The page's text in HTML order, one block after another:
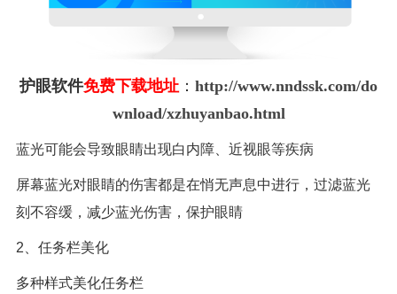
护眼软件免费下载地址 ： http://www.nndssk.com/do
wnload/xzhuyanbao.html
蓝光可能会导致眼睛出现白内障、近视眼等疾病
屏幕蓝光对眼睛的伤害都是在悄无声息中进行，过滤蓝光
刻不容缓，减少蓝光伤害，保护眼睛
2、任务栏美化
多种样式美化任务栏